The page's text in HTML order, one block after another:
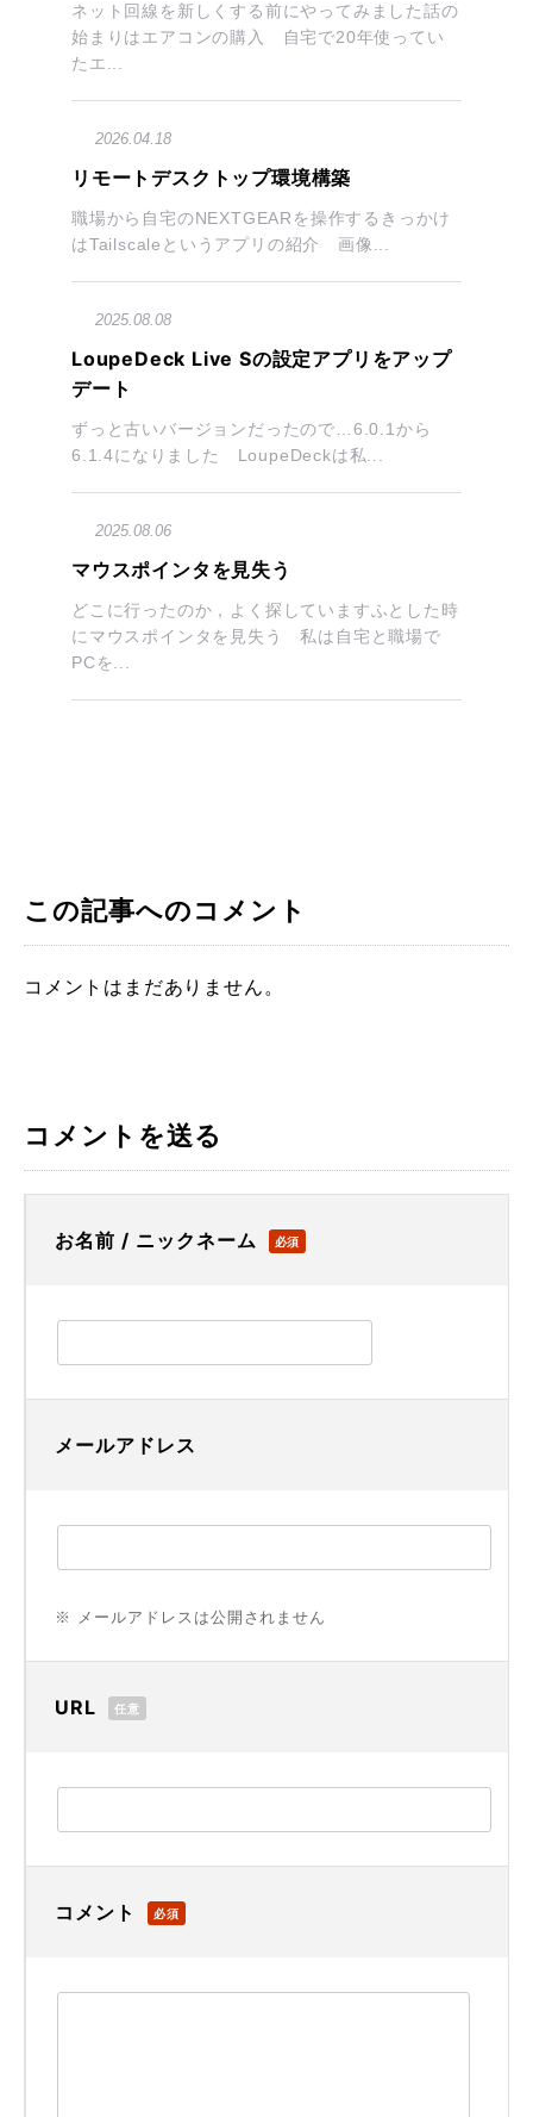
ネット回線を新しくする前にやってみました話の
始まりはエアコンの購入 自宅で20年使ってい
たエ...
2026.04.18
リモートデスクトップ環境構築
職場から自宅のNEXTGEARを操作するきっかけ
はTailscaleというアプリの紹介 画像...
2025.08.08
LoupeDeck Live Sの設定アプリをアップ
デート
ずっと古いバージョンだったので…6.0.1から
6.1.4になりました LoupeDeckは私...
2025.08.06
マウスポインタを見失う
どこに行ったのか，よく探していますふとした時
にマウスポインタを見失う 私は自宅と職場で
PCを...
この記事へのコメント
コメントはまだありません。
コメントを送る
お名前 / ニックネーム 必須
メールアドレス
※ メールアドレスは公開されません
URL 任意
コメント 必須